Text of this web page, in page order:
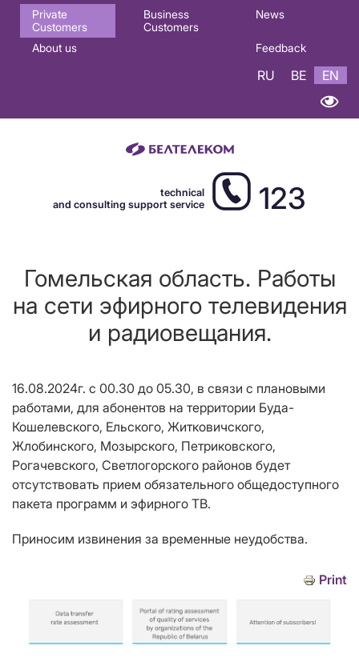
Основная
навигация
Private
Customers
Business
Customers
News
About us Feedback
RU BE EN
technical
and consulting support service
123
Гомельская область. Работы
на сети эфирного телевидения
и радиовещания.
16.08.2024г. с 00.30 до 05.30, в связи с плановыми
работами, для абонентов на территории Буда-
Кошелевского, Ельского, Житковичского,
Жлобинского, Мозырского, Петриковского,
Рогачевского, Светлогорского районов будет
отсутствовать прием обязательного общедоступного
пакета программ и эфирного ТВ.
Приносим извинения за временные неудобства.
Print